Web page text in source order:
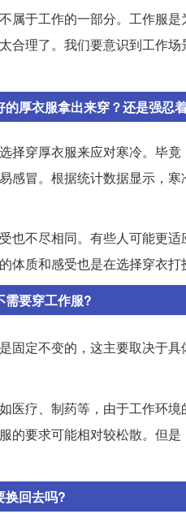
属于工作的一部分。工作服
合理了。我们要意识到工作
厚衣服拿出来穿？还是强忍
择穿厚衣服来应对寒冷。毕
感冒。根据统计数据显示，
也不尽相同。有些人可能更
体质和感受也是在选择穿衣打
需要穿工作服?
固定不变的，这主要取决于具
医疗、制药等，由于工作环
的要求可能相对较松散。但
换回去吗?